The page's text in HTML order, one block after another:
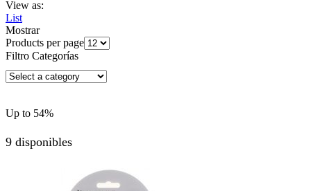
View as:
List
Mostrar
Products per page
Filtro Categorías
Up to 54%
9 disponibles